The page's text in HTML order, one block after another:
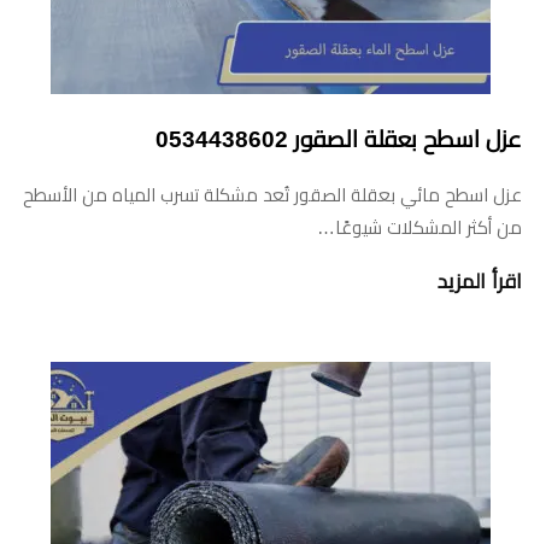
عزل اسطح بعقلة الصقور ‏‪0534438602‬‏
عزل اسطح مائي بعقلة الصقور تُعد مشكلة تسرب المياه من الأسطح
من أكثر المشكلات شيوعًا…
اقرأ المزيد